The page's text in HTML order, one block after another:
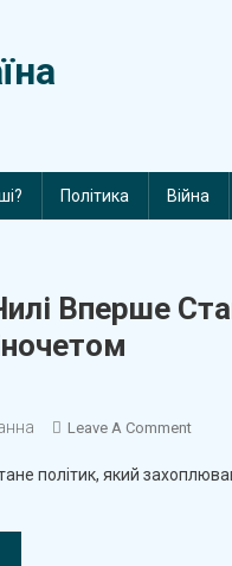
Політика Війна
Вперше
Leave A CommentOn
Чилі
політик, який